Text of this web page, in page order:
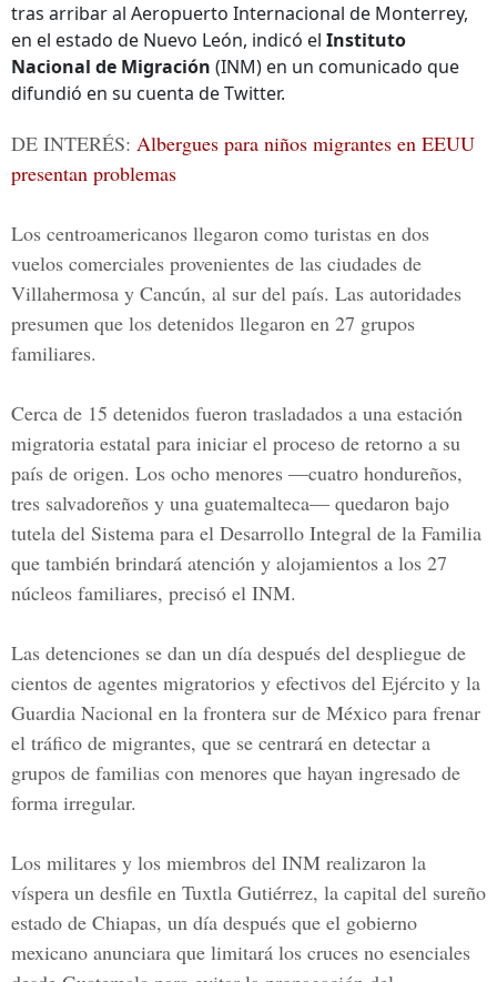
tras arribar al Aeropuerto Internacional de Monterrey,
en el estado de Nuevo León, indicó el Instituto
Nacional de Migración (INM) en un comunicado que
difundió en su cuenta de Twitter.
DE INTERÉS: Albergues para niños migrantes en EEUU
presentan problemas
Los centroamericanos llegaron como turistas en dos
vuelos comerciales provenientes de las ciudades de
Villahermosa y Cancún, al sur del país. Las autoridades
presumen que los detenidos llegaron en 27 grupos
familiares.
Cerca de 15 detenidos fueron trasladados a una estación
migratoria estatal para iniciar el proceso de retorno a su
país de origen. Los ocho menores —cuatro hondureños,
tres salvadoreños y una guatemalteca— quedaron bajo
tutela del Sistema para el Desarrollo Integral de la Familia
que también brindará atención y alojamientos a los 27
núcleos familiares, precisó el INM.
Las detenciones se dan un día después del despliegue de
cientos de agentes migratorios y efectivos del Ejército y la
Guardia Nacional en la frontera sur de México para frenar
el tráfico de migrantes, que se centrará en detectar a
grupos de familias con menores que hayan ingresado de
forma irregular.
Los militares y los miembros del INM realizaron la
víspera un desfile en Tuxtla Gutiérrez, la capital del sureño
estado de Chiapas, un día después que el gobierno
mexicano anunciara que limitará los cruces no esenciales